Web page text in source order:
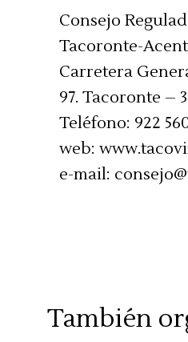
Consejo
Tacoronte-
Carretera
97. Tacoronte –
Teléfono: 922
web:
e-mail:
También